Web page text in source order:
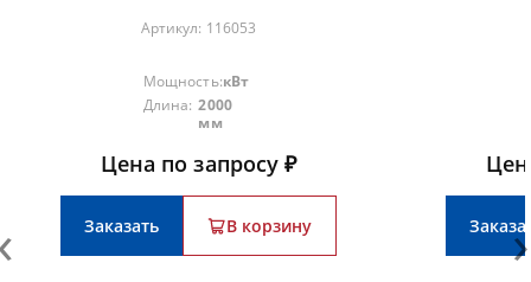
Артикул: 116053
Мощность:кВт
Длина: 2000
мм
Цена по запросу ₽
Заказать В корзину ›